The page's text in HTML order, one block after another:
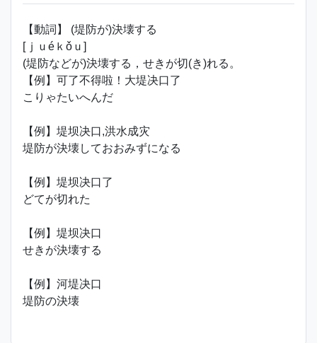
【動詞】 (堤防が)決壊する
[ｊｕéｋǒｕ]
(堤防などが)決壊する，せきが切(き)れる。
【例】可了不得啦！大堤决口了
こりゃたいへんだ
【例】堤坝决口,洪水成灾
堤防が決壊しておおみずになる
【例】堤坝决口了
どてが切れた
【例】堤坝决口
せきが決壊する
【例】河堤决口
堤防の決壊